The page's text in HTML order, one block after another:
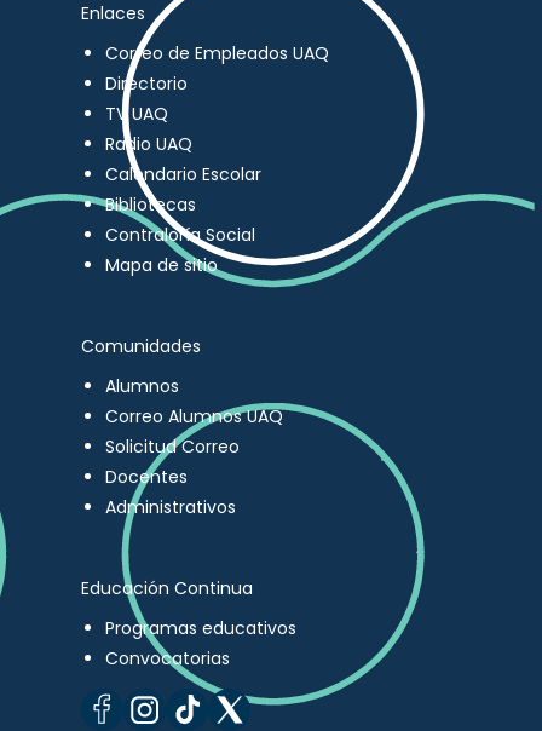
Enlaces
Correo de Empleados UAQ
Directorio
TV UAQ
Radio UAQ
Calendario Escolar
Bibliotecas
Contraloría Social
Mapa de sitio
Comunidades
Alumnos
Correo Alumnos UAQ
Solicitud Correo
Docentes
Administrativos
Educación Continua
Programas educativos
Convocatorias